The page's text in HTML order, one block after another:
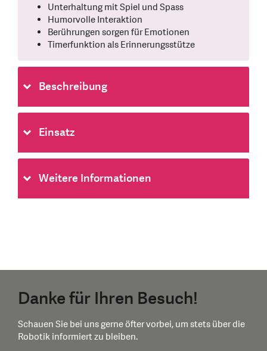
Unterhaltung mit Spiel und Spass
Humorvolle Interaktion
Berührungen sorgen für Emotionen
Timerfunktion als Erinnerungsstütze
Beschreibung
Einsatz
Weitere Informationen
Danke für Ihren Besuch!
Schauen Sie bei uns gerne öfter vorbei, um stets über die
Robotik informiert zu bleiben.